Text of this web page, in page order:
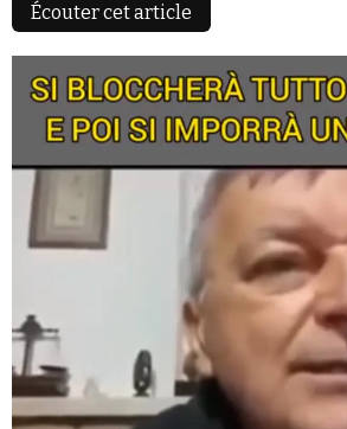
Faire un don
Demander à Vera
Écouter cet article